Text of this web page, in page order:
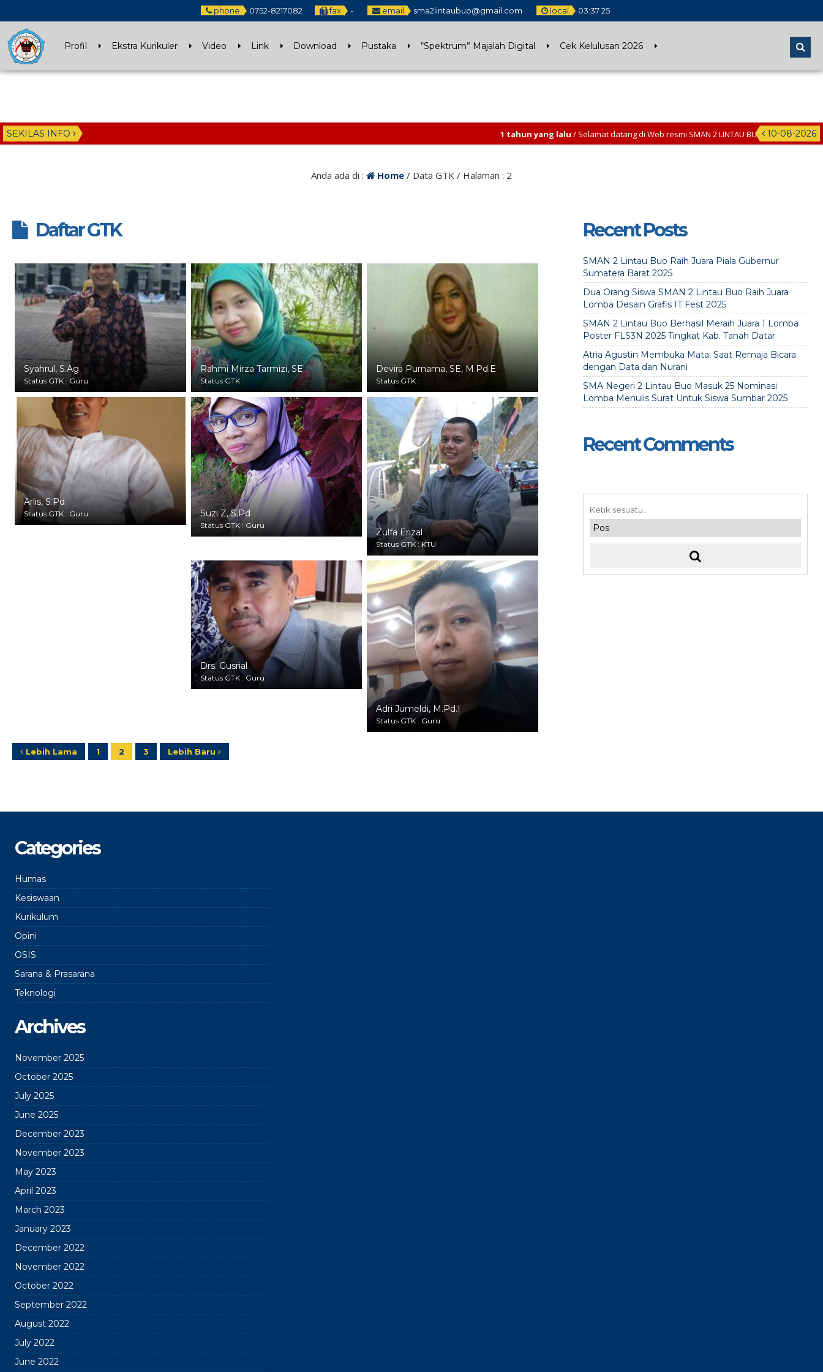
phone 0752-8217082 fax - email sma2lintaubuo@gmail.com local 03:37 26
Profil Ekstra Kurikuler Video Link Download Pustaka “Spektrum” Majalah Digital Cek Kelulusan 2026
SEKILAS INFO 10-08-2026
1 tahun yang lalu/ Selamat datang di Web resmi SMAN 2 LINTAU BUO – Pilot Project Sekolah
Anda ada di : Home / Data GTK / Halaman : 2
Daftar GTK
Syahrul, S.Ag
Status GTK : Guru
Rahmi Mirza Tarmizi, SE
Status GTK :
Devira Purnama, SE, M.Pd.E
Status GTK :
Arlis, S.Pd
Status GTK : Guru Suzi Z, S.Pd
Status GTK : Guru
Zulfa Erizal
Status GTK : KTU
Drs. Gusrial
Status GTK : Guru
Adri Jumeldi, M.Pd.I
Status GTK : Guru
Lebih Lama 1 2 3 Lebih Baru
Recent Posts
SMAN 2 Lintau Buo Raih Juara Piala Gubernur
Sumatera Barat 2025
Dua Orang Siswa SMAN 2 Lintau Buo Raih Juara
Lomba Desain Grafis IT Fest 2025
SMAN 2 Lintau Buo Berhasil Meraih Juara 1 Lomba
Poster FLS3N 2025 Tingkat Kab. Tanah Datar
Atria Agustin Membuka Mata, Saat Remaja Bicara
dengan Data dan Nurani
SMA Negeri 2 Lintau Buo Masuk 25 Nominasi
Lomba Menulis Surat Untuk Siswa Sumbar 2025
Recent Comments
Categories
Humas
Kesiswaan
Kurikulum
Opini
OSIS
Sarana & Prasarana
Teknologi
Archives
November 2025
October 2025
July 2025
June 2025
December 2023
November 2023
May 2023
April 2023
March 2023
January 2023
December 2022
November 2022
October 2022
September 2022
August 2022
July 2022
June 2022